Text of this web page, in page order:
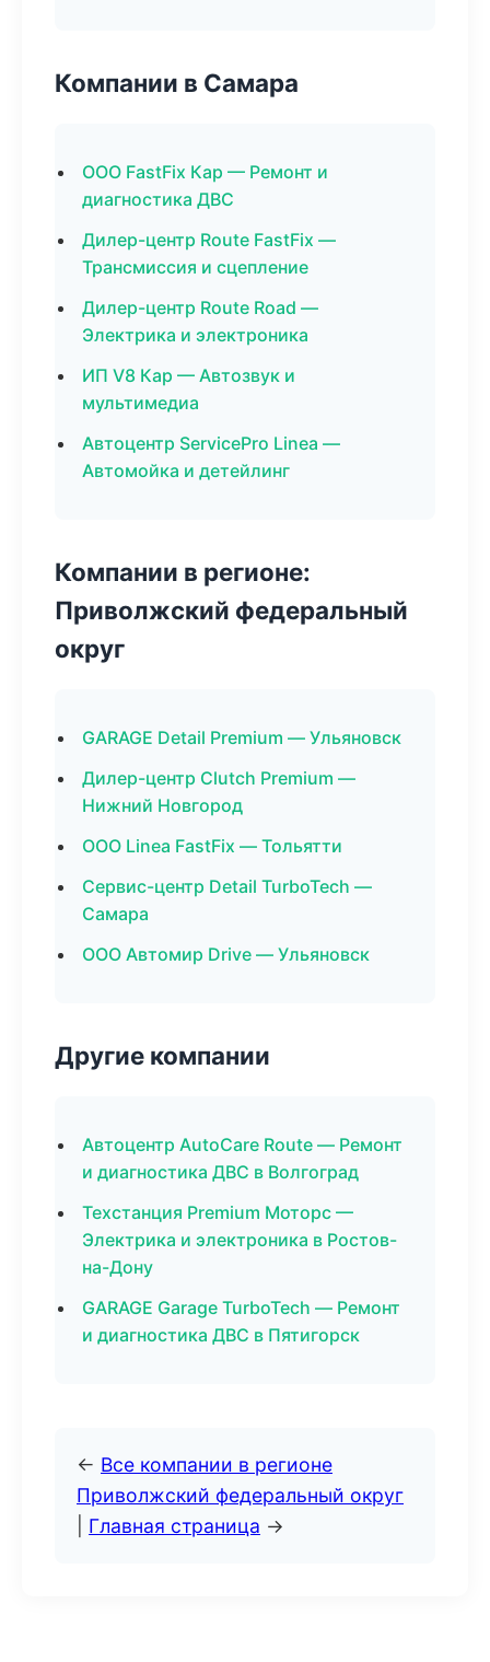
Компании в Самара
ООО FastFix Кар — Ремонт и
диагностика ДВС
Дилер-центр Route FastFix —
Трансмиссия и сцепление
Дилер-центр Route Road —
Электрика и электроника
ИП V8 Кар — Автозвук и
мультимедиа
Автоцентр ServicePro Linea —
Автомойка и детейлинг
Компании в регионе:
Приволжский федеральный
округ
GARAGE Detail Premium — Ульяновск
Дилер-центр Clutch Premium —
Нижний Новгород
ООО Linea FastFix — Тольятти
Сервис-центр Detail TurboTech —
Самара
ООО Автомир Drive — Ульяновск
Другие компании
Автоцентр AutoCare Route — Ремонт
и диагностика ДВС в Волгоград
Техстанция Premium Моторс —
Электрика и электроника в Ростов-
на-Дону
GARAGE Garage TurboTech — Ремонт
и диагностика ДВС в Пятигорск
← Все компании в регионе
Приволжский федеральный округ
Главная страница →